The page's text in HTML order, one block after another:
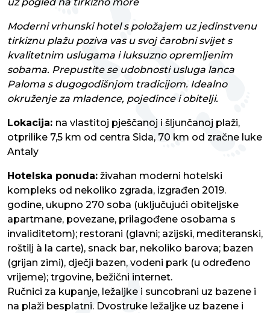
uz pogled na tirkizno more
Moderni vrhunski hotel s položajem uz jedinstvenu
tirkiznu plažu poziva vas u svoj čarobni svijet s
kvalitetnim uslugama i luksuzno opremljenim
sobama. Prepustite se udobnosti usluga lanca
Paloma s dugogodišnjom tradicijom. Idealno
okruženje za mladence, pojedince i obitelji.
Lokacija: na vlastitoj pješčanoj i šljunčanoj plaži,
otprilike 7,5 km od centra Sida, 70 km od zračne luke
Antaly
Hotelska ponuda: živahan moderni hotelski
kompleks od nekoliko zgrada, izgrađen 2019.
godine, ukupno 270 soba (uključujući obiteljske
apartmane, povezane, prilagođene osobama s
invaliditetom); restorani (glavni; azijski, mediteranski,
roštilj à la carte), snack bar, nekoliko barova; bazen
(grijan zimi), dječji bazen, vodeni park (u određeno
vrijeme); trgovine, bežični internet.
Ručnici za kupanje, ležaljke i suncobrani uz bazene i
na plaži besplatni. Dvostruke ležaljke uz bazene i